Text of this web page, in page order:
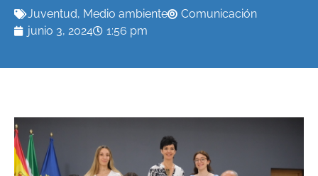
Juventud, Medio ambiente
Comunicación
junio 3, 2024
1:56 pm